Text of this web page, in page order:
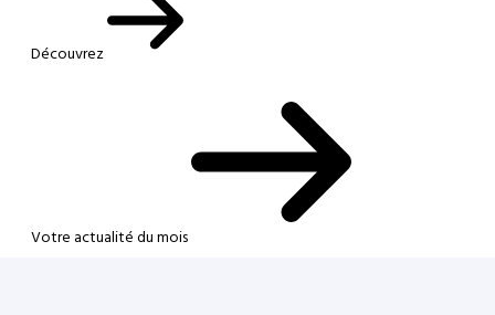
Découvrez
Votre actualité du mois